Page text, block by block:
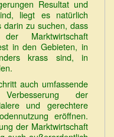
Resultat und
liegt es natürlich
zu suchen, dass
Marktwirtschaft
in den Gebieten, in
krass sind, in
auch umfassende
der
und gerechtere
eröffnen.
der Marktwirtschaft